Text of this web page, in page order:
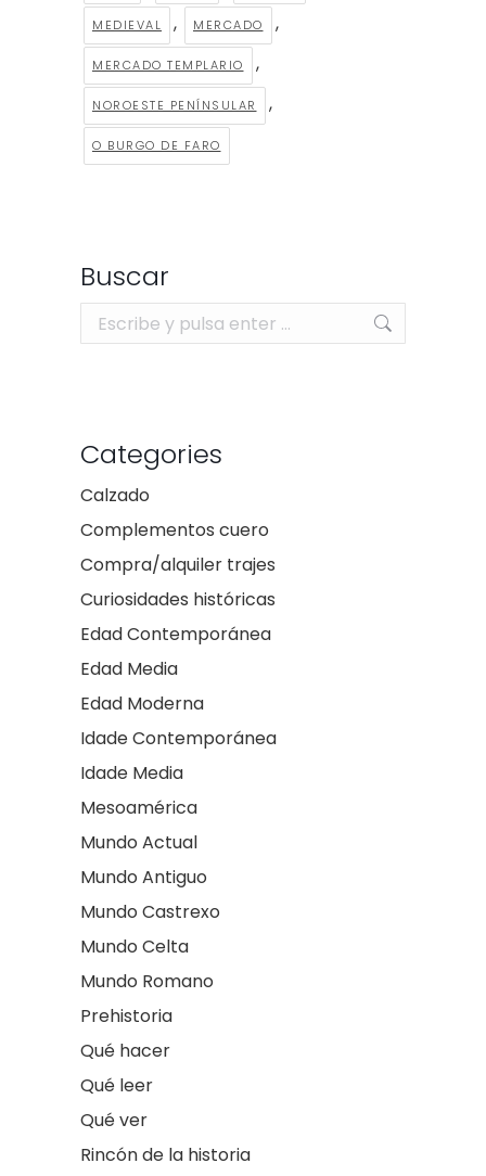
MEDIEVAL , MERCADO ,
MERCADO TEMPLARIO ,
NOROESTE PENÍNSULAR ,
O BURGO DE FARO
Buscar
Buscar:
Categories
Calzado
Complementos cuero
Compra/alquiler trajes
Curiosidades históricas
Edad Contemporánea
Edad Media
Edad Moderna
Idade Contemporánea
Idade Media
Mesoamérica
Mundo Actual
Mundo Antiguo
Mundo Castrexo
Mundo Celta
Mundo Romano
Prehistoria
Qué hacer
Qué leer
Qué ver
Rincón de la historia